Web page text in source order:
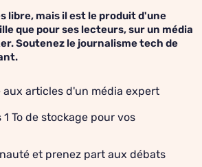
libre, mais il est le produit d'une
que pour ses lecteurs, sur un média
Soutenez le journalisme tech de
articles d'un média expert
To de stockage pour vos
et prenez part aux débats